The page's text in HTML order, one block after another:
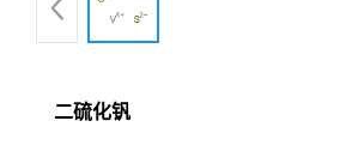
二硫化钒